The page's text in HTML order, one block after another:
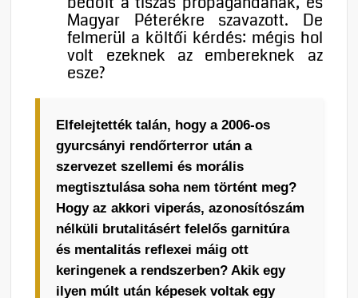
Magyar Péterékre szavazott. De
felmerül a költői kérdés: mégis hol
volt ezeknek az embereknek az
esze?
Elfelejtették talán, hogy a 2006-os
gyurcsányi rendőrterror után a
szervezet szellemi és morális
megtisztulása soha nem történt meg?
Hogy az akkori viperás, azonosítószám
nélküli brutalitásért felelős garnitúra
és mentalitás reflexei máig ott
keringenek a rendszerben? Akik egy
ilyen múlt után képesek voltak egy